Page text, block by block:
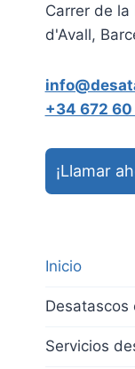
Carrer de la
d'Avall,
+34 672 60
¡Llamar
Inicio
Desatascos
Servicios